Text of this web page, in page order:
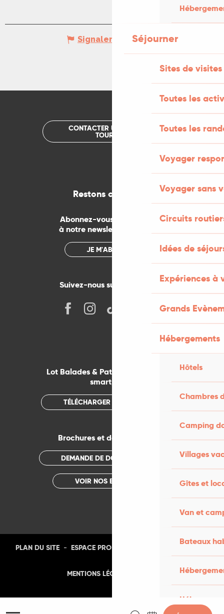
Séjourner
Sites de visites
Toutes les
Toutes les
Voyager
Voyager sans
Circuits
Idées de
Expériences à
Grands
Hébergements
Hôtels
Chambres
Camping
Villages
Gîtes et
Van et
Bateaux
Recherche
Signaler une erreur
CONTACTER UN OFFICE DE
TOURISME
Restons connectés
Abonnez-vous gratuitement
à notre newsletter mensuelle
JE M'ABONNE
Suivez-nous sur les réseaux !
Lot Balades & Patrimoines sur votre
smartphone
TÉLÉCHARGER L'APPLICATION
Brochures et documentations
DEMANDE DE DOCUMENTATION
VOIR NOS BROCHURES
PLAN DU SITE - ESPACE PRO -
MENTIONS LÉGALES